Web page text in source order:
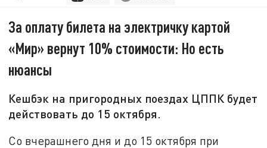
За оплату билета на электричку картой
«Мир» вернут 10% стоимости: Но есть
нюансы
Кешбэк на пригородных поездах ЦППК будет
действовать до 15 октября.
Со вчерашнего дня и до 15 октября при